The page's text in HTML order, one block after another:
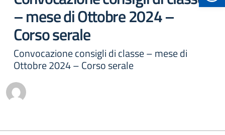
– mese di Ottobre 2024 –
Corso serale
Convocazione consigli di classe – mese di
Ottobre 2024 – Corso serale